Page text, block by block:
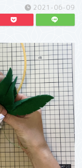
2021-06-09